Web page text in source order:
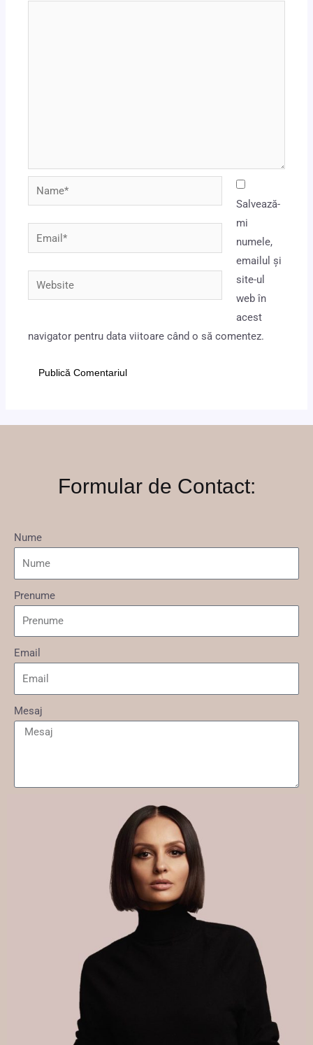
Name*
Email*
Website
Salvează-
mi
numele,
emailul și
site-ul
web în
acest
navigator pentru data viitoare când o să comentez.
Formular de Contact:
Nume
Prenume
Email
Mesaj
Trimite